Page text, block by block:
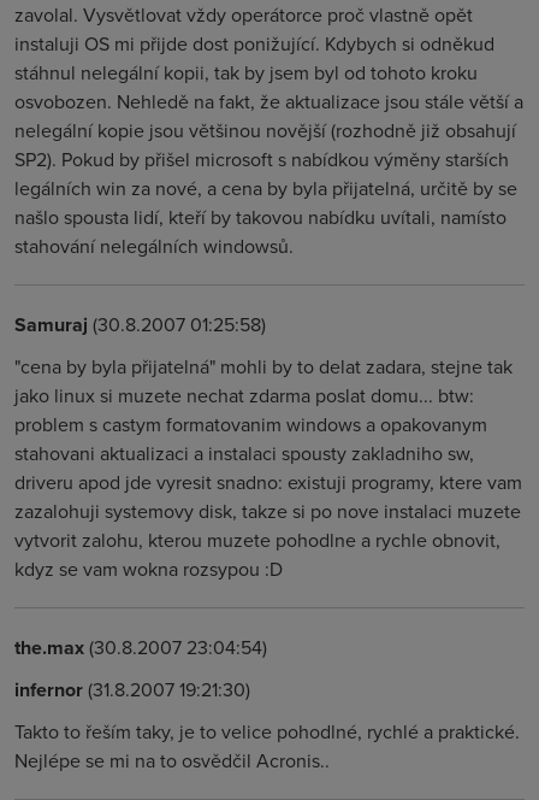
zavolal. Vysvětlovat vždy operátorce proč vlastně opět
instaluji OS mi přijde dost ponižující. Kdybych si odněkud
stáhnul nelegální kopii, tak by jsem byl od tohoto kroku
osvobozen. Nehledě na fakt, že aktualizace jsou stále větší a
nelegální kopie jsou většinou novější (rozhodně již obsahují
SP2). Pokud by přišel microsoft s nabídkou výměny starších
legálních win za nové, a cena by byla přijatelná, určitě by se
našlo spousta lidí, kteří by takovou nabídku uvítali, namísto
stahování nelegálních windowsů.
Samuraj (30.8.2007 01:25:58)
"cena by byla přijatelná" mohli by to delat zadara, stejne tak
jako linux si muzete nechat zdarma poslat domu... btw:
problem s castym formatovanim windows a opakovanym
stahovani aktualizaci a instalaci spousty zakladniho sw,
driveru apod jde vyresit snadno: existuji programy, ktere vam
zazalohuji systemovy disk, takze si po nove instalaci muzete
vytvorit zalohu, kterou muzete pohodlne a rychle obnovit,
kdyz se vam wokna rozsypou :D
the.max(30.8.2007 23:04:54)
infernor(31.8.2007 19:21:30)
Takto to řeším taky, je to velice pohodlné, rychlé a praktické.
Nejlépe se mi na to osvědčil Acronis..